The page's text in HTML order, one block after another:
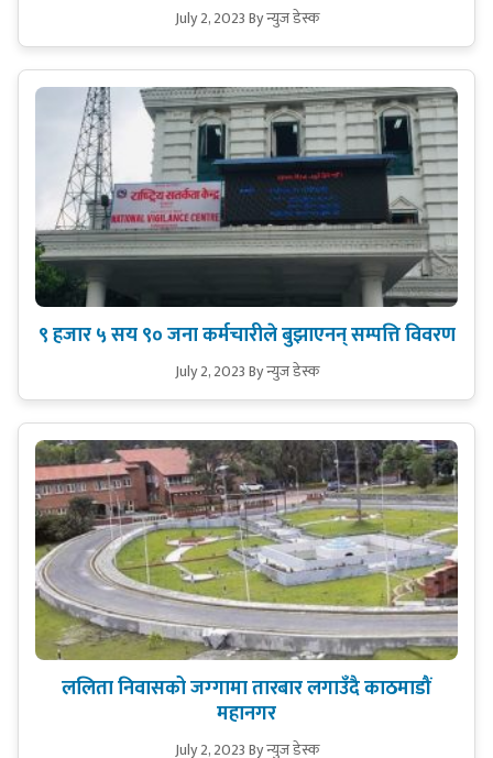
July 2, 2023By न्युज डेस्क
९ हजार ५ सय ९० जना कर्मचारीले बुझाएनन् सम्पत्ति विवरण
July 2, 2023By न्युज डेस्क
ललिता निवासको जग्‍गामा तारबार लगाउँदै काठमाडौं
महानगर
July 2, 2023By न्युज डेस्क